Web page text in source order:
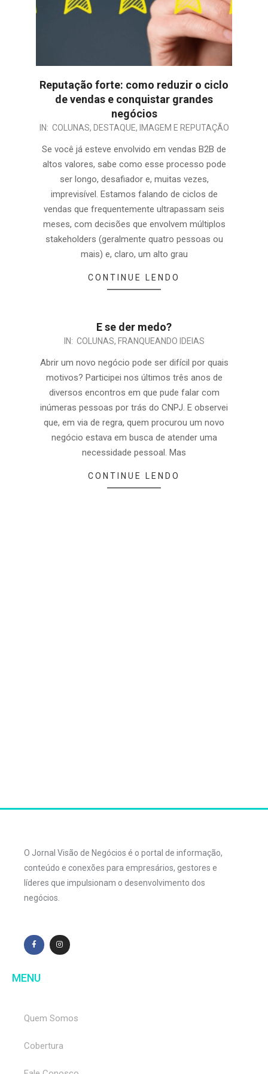
Reputação forte: como reduzir o ciclo
de vendas e conquistar grandes
negócios
IN: COLUNAS, DESTAQUE, IMAGEM E REPUTAÇÃO
Se você já esteve envolvido em vendas B2B de
altos valores, sabe como esse processo pode
ser longo, desafiador e, muitas vezes,
imprevisível. Estamos falando de ciclos de
vendas que frequentemente ultrapassam seis
meses, com decisões que envolvem múltiplos
stakeholders (geralmente quatro pessoas ou
mais) e, claro, um alto grau
CONTINUE LENDO
E se der medo?
IN: COLUNAS, FRANQUEANDO IDEIAS
Abrir um novo negócio pode ser difícil por quais
motivos? Participei nos últimos três anos de
diversos encontros em que pude falar com
inúmeras pessoas por trás do CNPJ. E observei
que, em via de regra, quem procurou um novo
negócio estava em busca de atender uma
necessidade pessoal. Mas
CONTINUE LENDO
O Jornal Visão de Negócios é o portal de informação,
conteúdo e conexões para empresários, gestores e
líderes que impulsionam o desenvolvimento dos
negócios.
MENU
Quem Somos
Cobertura